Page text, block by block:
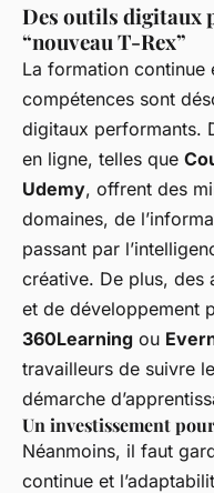
Des outils digitaux
“nouveau T-Rex”
La formation continue
compétences sont
digitaux performants.
en ligne, telles que
Udemy, offrent des
domaines, de
passant par
créative. De plus, des
et de développement
360Learning ou
travailleurs de suivre
démarche
Un investissement
Néanmoins, il faut
continue et